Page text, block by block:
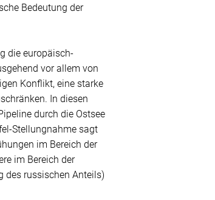
Bedeutung der
die europäisch-
vor allem von
Konflikt, eine starke
In diesen
durch die Ostsee
Stellungnahme sagt
im Bereich der
im Bereich der
des russischen Anteils)